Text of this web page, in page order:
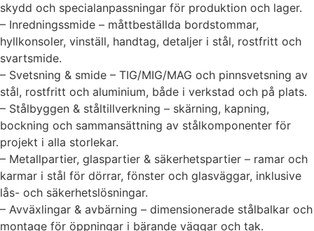
skydd och specialanpassningar för produktion och lager.
– Inredningssmide – måttbeställda bordstommar,
hyllkonsoler, vinställ, handtag, detaljer i stål, rostfritt och
svartsmide.
– Svetsning & smide – TIG/MIG/MAG och pinnsvetsning av
stål, rostfritt och aluminium, både i verkstad och på plats.
– Stålbyggen & ståltillverkning – skärning, kapning,
bockning och sammansättning av stålkomponenter för
projekt i alla storlekar.
– Metallpartier, glaspartier & säkerhetspartier – ramar och
karmar i stål för dörrar, fönster och glasväggar, inklusive
lås- och säkerhetslösningar.
– Avväxlingar & avbärning – dimensionerade stålbalkar och
montage för öppningar i bärande väggar och tak.